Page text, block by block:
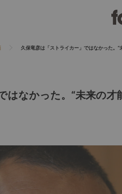
久保竜彦は「ストライカー」ではなかった。
はなかった。“未来の才